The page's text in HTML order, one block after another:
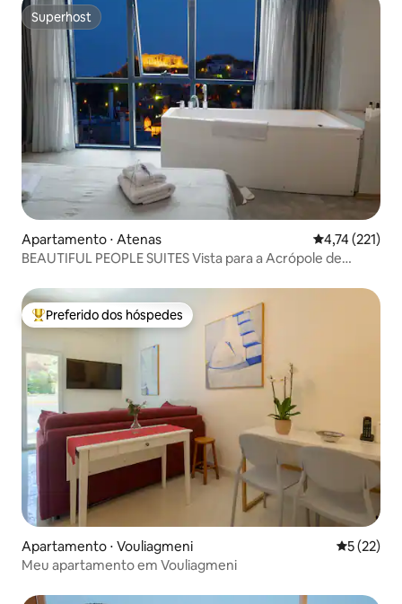
Superhost
Superhost
Apartamento ⋅ Atenas 4,74 de uma
4,74 (221)
ΒEAUTIFUL PEOPLE SUITES Vista para a Acrópole de
Entre os melhores preferidos dos hóspedes
Preferido dos hóspedes
Apartamento ⋅ Vouliagmeni 5 de uma
5 (22)
Meu apartamento em Vouliagmeni